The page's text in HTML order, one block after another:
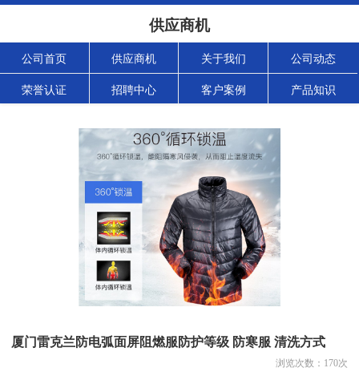
供应商机
公司首页 供应商机 关于我们 公司动态
荣誉认证 招聘中心 客户案例 产品知识
厦门雷克兰防电弧面屏阻燃服防护等级 防寒服 清洗方式
浏览次数： 170次